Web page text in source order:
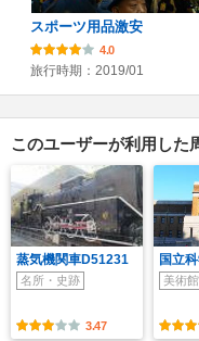
スポーツ用品激安
4.0
旅行時期：2019/01
このユーザーが利用した
蒸気機関車D51231
名所・史跡
3.47
国立
美術